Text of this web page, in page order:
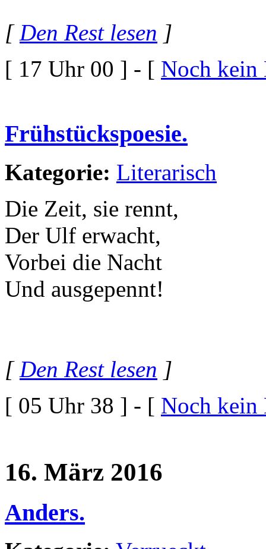
[ Den Rest lesen ]
[ 17 Uhr 00 ] - [ Noch kein
Frühstückspoesie.
Kategorie: Literarisch
Die Zeit, sie rennt,
Der Ulf erwacht,
Vorbei die Nacht
Und ausgepennt!
[Den Rest lesen ]
[ 05 Uhr 38 ] - [ Noch kein
16. März 2016
Anders.